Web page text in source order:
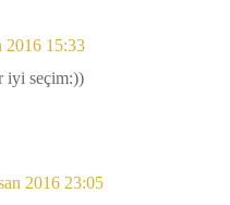
2016 15:33
iyi seçim:))
2016 23:05